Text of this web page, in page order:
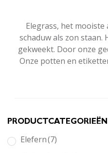
Elegrass, het
schaduw als zon
gekweekt. Door onze
Onze potten en
PRODUCTCATEGORIEËN
Elefern(7)